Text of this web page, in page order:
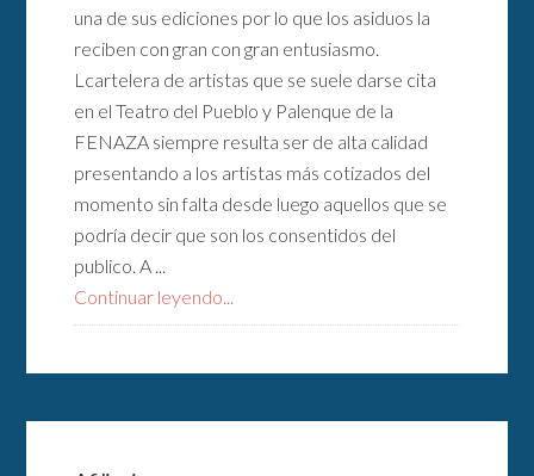
una de sus ediciones por lo que los asiduos la
reciben con gran con gran entusiasmo.
Lcartelera de artistas que se suele darse cita
en el Teatro del Pueblo y Palenque de la
FENAZA siempre resulta ser de alta calidad
presentando a los artistas más cotizados del
momento sin falta desde luego aquellos que se
podría decir que son los consentidos del
publico. A ...
Continuar leyendo...